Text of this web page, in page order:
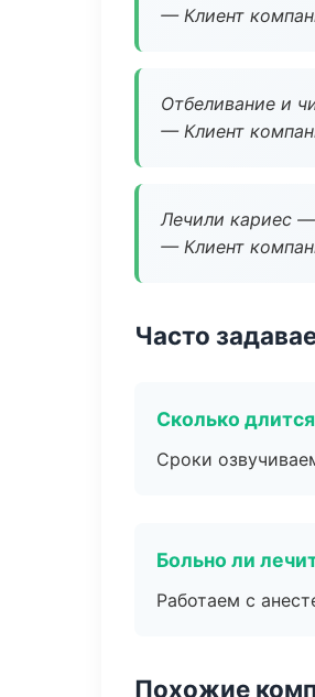
— Клиент
Отбеливание и
— Клиент
Лечили кариес —
— Клиент
Часто
Сколько
Сроки
Больно ли
Работаем с
Похожие